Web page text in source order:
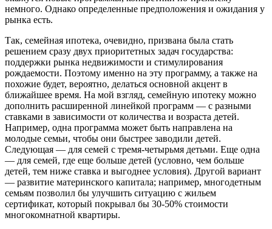
немного. Однако определенные предположения и ожидания у
рынка есть.
Так, семейная ипотека, очевидно, призвана была стать
решением сразу двух приоритетных задач государства:
поддержки рынка недвижимости и стимулирования
рождаемости. Поэтому именно на эту программу, а также на
похожие будет, вероятно, делаться основной акцент в
ближайшее время. На мой взгляд, семейную ипотеку можно
дополнить расширенной линейкой программ — с разными
ставками в зависимости от количества и возраста детей.
Например, одна программа может быть направлена на
молодые семьи, чтобы они быстрее заводили детей.
Следующая — для семей с тремя-четырьмя детьми. Еще одна
— для семей, где еще больше детей (условно, чем больше
детей, тем ниже ставка и выгоднее условия). Другой вариант
— развитие материнского капитала; например, многодетным
семьям позволил бы улучшить ситуацию с жильем
сертификат, который покрывал бы 30-50% стоимости
многокомнатной квартиры.